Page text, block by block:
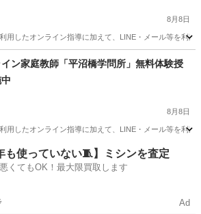
8月8日
用したオンライン指導に加えて、LINE・メール等を利
教師 無料
ン家庭教師「平沼橋学問所」無料体験授
8月8日
用したオンライン指導に加えて、LINE・メール等を利
教師 無料
も使っていない🧵】ミシンを査定
くてもOK！最大限買取します
Ad